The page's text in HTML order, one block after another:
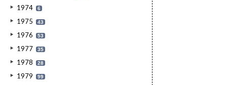
1974 6
1975 43
1976 53
1977 35
1978 28
1979 99